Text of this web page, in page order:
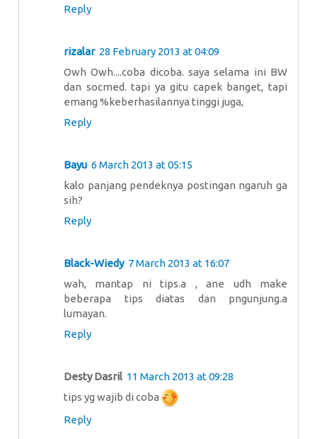
Reply
rizalar 28 February 2013 at 04:09
Owh Owh....coba dicoba. saya selama ini BW
dan socmed. tapi ya gitu capek banget, tapi
emang %keberhasilannya tinggi juga,
Reply
Bayu 6 March 2013 at 05:15
kalo panjang pendeknya postingan ngaruh ga
sih?
Reply
Black-Wiedy 7 March 2013 at 16:07
wah, mantap ni tips.a , ane udh make
beberapa tips diatas dan pngunjung.a
lumayan.
Reply
Desty Dasril 11 March 2013 at 09:28
tips yg wajib di coba
Reply